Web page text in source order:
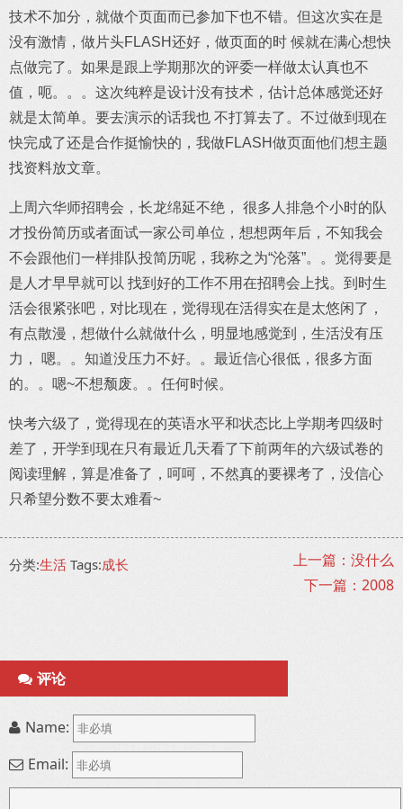
技术不加分，就做个页面而已参加下也不错。但这次实在是
没有激情，做片头FLASH还好，做页面的时 候就在满心想快
点做完了。如果是跟上学期那次的评委一样做太认真也不
值，呃。。。这次纯粹是设计没有技术，估计总体感觉还好
就是太简单。要去演示的话我也 不打算去了。不过做到现在
快完成了还是合作挺愉快的，我做FLASH做页面他们想主题
找资料放文章。
上周六华师招聘会，长龙绵延不绝， 很多人排急个小时的队
才投份简历或者面试一家公司单位，想想两年后，不知我会
不会跟他们一样排队投简历呢，我称之为“沦落”。。觉得要是
是人才早早就可以 找到好的工作不用在招聘会上找。到时生
活会很紧张吧，对比现在，觉得现在活得实在是太悠闲了，
有点散漫，想做什么就做什么，明显地感觉到，生活没有压
力， 嗯。。知道没压力不好。。最近信心很低，很多方面
的。。嗯~不想颓废。。任何时候。
快考六级了，觉得现在的英语水平和状态比上学期考四级时
差了，开学到现在只有最近几天看了下前两年的六级试卷的
阅读理解，算是准备了，呵呵，不然真的要裸考了，没信心
只希望分数不要太难看~
分类:生活 Tags:成长
上一篇：没什么
下一篇：2008
评论
Name:
Email: